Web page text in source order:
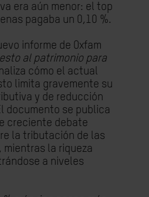
era aún menor: el top
pagaba un 0,10 %.
informe de Oxfam
al patrimonio para
cómo el actual
limita gravemente su
y de reducción
documento se publica
creciente debate
la tributación de las
la riqueza
a niveles